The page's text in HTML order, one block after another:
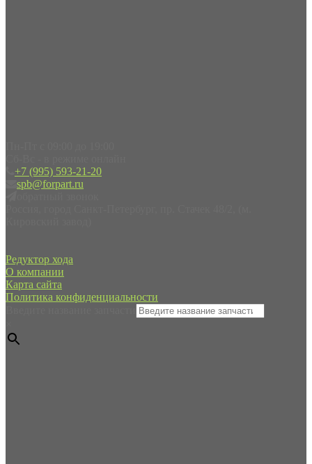
+7 (995) 593-21-20
spb@forpart.ru
Редуктор хода
О компании
Карта сайта
Политика конфиденциальности